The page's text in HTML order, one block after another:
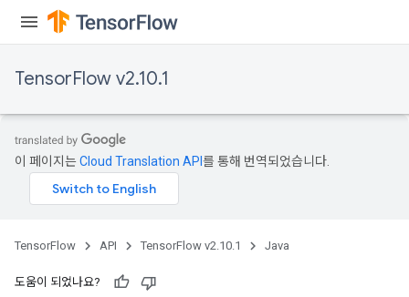
TensorFlow v2.10.1
이 페이지는Cloud Translation API 를 통해 번역되었습니다.
TensorFlow API TensorFlow v2.10.1 Java
도움이 되었나요?